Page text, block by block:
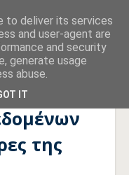
δεδομένων για όλες
της
to deliver its services
and user-agent are
and security
generate usage
abuse.
IT